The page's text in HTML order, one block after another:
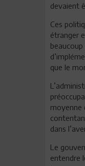
devaient
Ces
étranger
que le
moyenne
dans
Le
entendre